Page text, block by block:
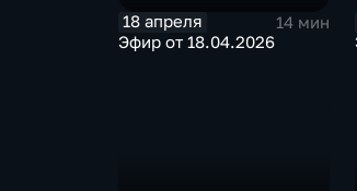
18 апреля
14 мин
Эфир от 18.04.2026